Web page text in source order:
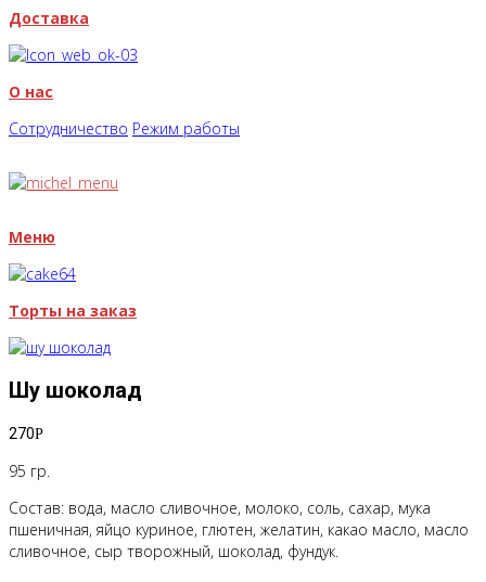
Доставка
О нас
Сотрудничество Режим работы
Меню
Торты на заказ
Шу шоколад
270Р
95 гр.
Состав: вода, масло сливочное, молоко, соль, сахар, мука
пшеничная, яйцо куриное, глютен, желатин, какао масло, масло
сливочное, сыр творожный, шоколад, фундук.